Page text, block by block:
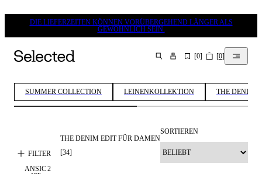
DIE LIEFERZEITEN KÖNNEN VORÜBERGEHEND LÄNGER ALS
GEWÖHNLICH SEIN.
SUCHEN [0] [0]
SUMMER COLLECTION LEINENKOLLEKTION THE DENIM
FILTER
THE DENIM EDIT FÜR DAMEN
[34]
SORTIEREN
ANSIC2